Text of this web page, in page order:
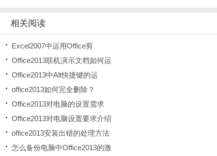
相关阅读
Excel2007中运用Office剪
Office2013联机演示文档如何运
Office2013中Alt快捷键的运
office2013如何完全删除？
Office2013对电脑的设置需求
Office2013对电脑设置要求介绍
office2013安装出错的处理方法
怎么备份电脑中Office2013的激